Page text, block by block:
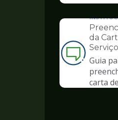
de
Ouvidoria
Ilustração
da
pagina
de
da
Guia
carta